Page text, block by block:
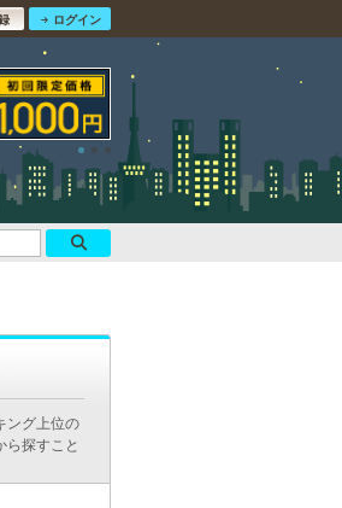
ログイン
ング上位の
探すこと